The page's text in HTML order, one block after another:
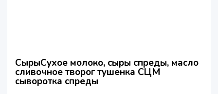
СырыСухое молоко, сыры спреды, масло
сливочное творог тушенка СЦМ
сыворотка спреды